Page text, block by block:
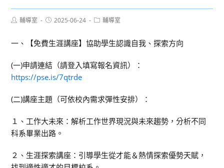
Post輔導室
Post2025-06-24
Post輔導室
一、【免費生涯講座】協助學生認識自我、探索方向
(一)申請連結（請登入填寫報名資訊）：
https://pse.is/7qtrde
(二)講座主題（可依校內需求彈性安排）：
１、工作大未來：解析工作世界現況與未來趨勢，分析不同
科系畢業出路。
２、生涯探索講座：引導學生從才能＆熱情探索優勢天賦，